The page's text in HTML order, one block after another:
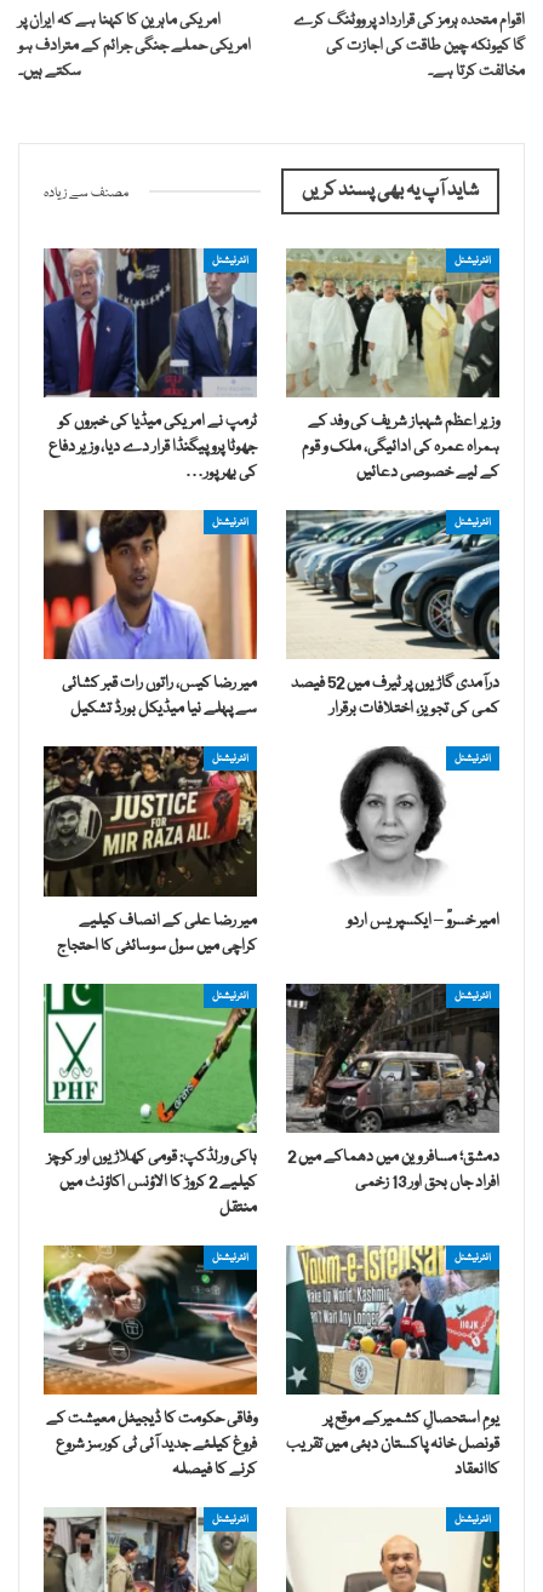
اقوام متحدہ ہرمز کی قرارداد پر ووٹنگ کرے
گا کیونکہ چین طاقت کی اجازت کی
مخالفت کرتا ہے۔
امریکی ماہرین کا کہنا ہے کہ ایران پر
امریکی حملے جنگی جرائم کے مترادف ہو
سکتے ہیں۔
شاید آپ یہ بھی پسند کریں مصنف سے زیادہ
انٹرنیشنل
وزیر اعظم شہباز شریف کی وفد کے
ہمراہ عمرہ کی ادائیگی، ملک و قوم
کے لیے خصوصی دعائیں
انٹرنیشنل
ٹرمپ نے امریکی میڈیا کی خبروں کو
جھوٹا پروپیگنڈا قرار دے دیا، وزیر دفاع
کی بھرپور…
انٹرنیشنل
درآمدی گاڑیوں پر ٹیرف میں 52 فیصد
کمی کی تجویز، اختلافات برقرار
انٹرنیشنل
میر رضا کیس، راتوں رات قبر کشائی
سے پہلے نیا میڈیکل بورڈ تشکیل
انٹرنیشنل
امیر خسروؒ – ایکسپریس اردو
انٹرنیشنل
میر رضا علی کے انصاف کیلیے
کراچی میں سول سوسائٹی کا احتجاج
انٹرنیشنل
دمشق؛ مسافر وین میں دھماکے میں 2
افراد جاں بحق اور 13 زخمی
انٹرنیشنل
ہاکی ورلڈکپ: قومی کھلاڑیوں اور کوچز
کیلیے 2 کروڑ کا الاؤنس اکاؤنٹ میں
منتقل
انٹرنیشنل
یومِ استحصالِ کشمیرکے موقع پر
قونصل خانہ پاکستان دبئی میں تقریب
کاانعقاد
انٹرنیشنل
وفاقی حکومت کا ڈیجیٹل معیشت کے
فروغ کیلئے جدید آئی ٹی کورسز شروع
کرنے کا فیصلہ
انٹرنیشنل انٹرنیشنل